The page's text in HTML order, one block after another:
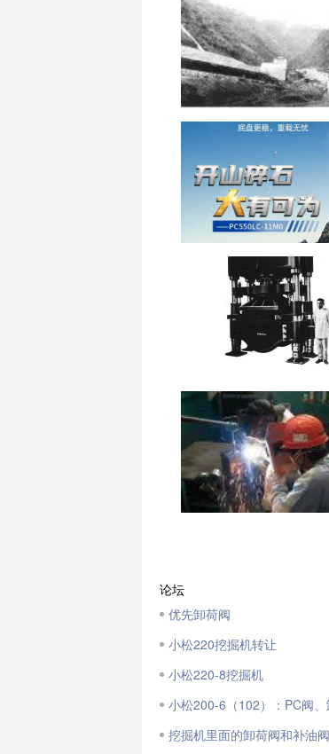
论坛
优先卸荷阀
小松220挖掘机转让
小松220-8挖掘机
小松200-6（102）：PC阀
挖掘机里面的卸荷阀和补油